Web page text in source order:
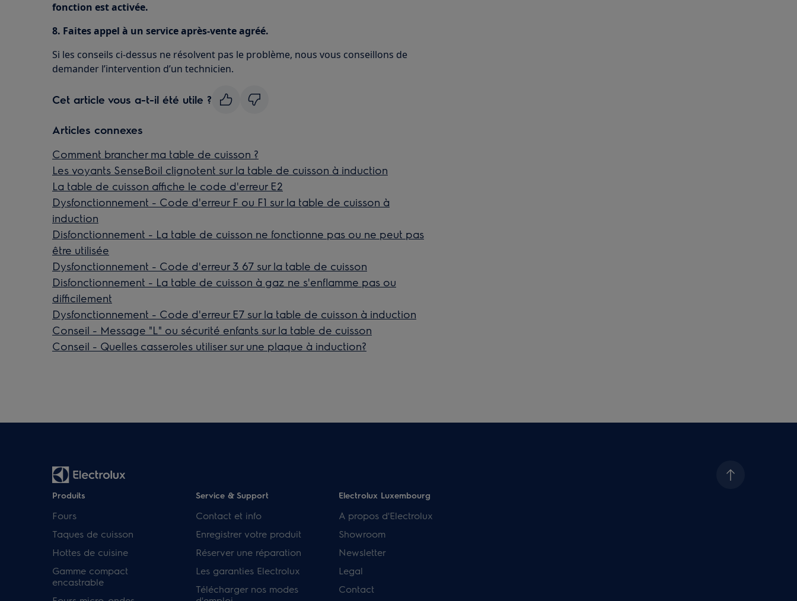
fonction est activée.
8. Faites appel à un service après-vente agréé.
Si les conseils ci-dessus ne résolvent pas le problème, nous vous conseillons de
demander l’intervention d’un technicien.
Cet article vous a-t-il été utile ?
Articles connexes
Comment brancher ma table de cuisson ?
Les voyants SenseBoil clignotent sur la table de cuisson à induction
La table de cuisson affiche le code d'erreur E2
Dysfonctionnement - Code d'erreur F ou F1 sur la table de cuisson à
induction
Disfonctionnement - La table de cuisson ne fonctionne pas ou ne peut pas
être utilisée
Dysfonctionnement - Code d'erreur 3 67 sur la table de cuisson
Disfonctionnement - La table de cuisson à gaz ne s'enflamme pas ou
difficilement
Dysfonctionnement - Code d'erreur E7 sur la table de cuisson à induction
Conseil - Message "L" ou sécurité enfants sur la table de cuisson
Conseil - Quelles casseroles utiliser sur une plaque à induction?
Produits
Fours
Taques de cuisson
Hottes de cuisine
Gamme compact
encastrable
Service & Support
Contact et info
Enregistrer votre produit
Réserver une réparation
Les garanties Electrolux
Télécharger nos modes
Electrolux Luxembourg
A propos d'Electrolux
Showroom
Newsletter
Legal
Contact